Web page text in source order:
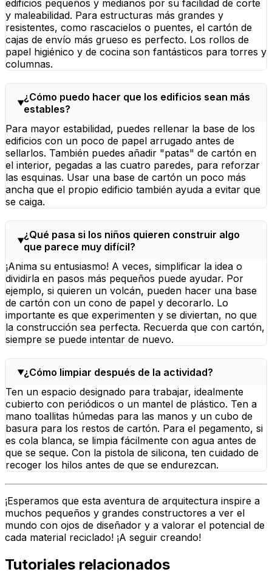
edificios pequeños y medianos por su facilidad de corte
y maleabilidad. Para estructuras más grandes y
resistentes, como rascacielos o puentes, el cartón de
cajas de envío más grueso es perfecto. Los rollos de
papel higiénico y de cocina son fantásticos para torres y
columnas.
¿Cómo puedo hacer que los edificios sean más
estables?
Para mayor estabilidad, puedes rellenar la base de los
edificios con un poco de papel arrugado antes de
sellarlos. También puedes añadir "patas" de cartón en
el interior, pegadas a las cuatro paredes, para reforzar
las esquinas. Usar una base de cartón un poco más
ancha que el propio edificio también ayuda a evitar que
se caiga.
¿Qué pasa si los niños quieren construir algo
que parece muy difícil?
¡Anima su entusiasmo! A veces, simplificar la idea o
dividirla en pasos más pequeños puede ayudar. Por
ejemplo, si quieren un volcán, pueden hacer una base
de cartón con un cono de papel y decorarlo. Lo
importante es que experimenten y se diviertan, no que
la construcción sea perfecta. Recuerda que con cartón,
siempre se puede intentar de nuevo.
¿Cómo limpiar después de la actividad?
Ten un espacio designado para trabajar, idealmente
cubierto con periódicos o un mantel de plástico. Ten a
mano toallitas húmedas para las manos y un cubo de
basura para los restos de cartón. Para el pegamento, si
es cola blanca, se limpia fácilmente con agua antes de
que se seque. Con la pistola de silicona, ten cuidado de
recoger los hilos antes de que se endurezcan.
¡Esperamos que esta aventura de arquitectura inspire a
muchos pequeños y grandes constructores a ver el
mundo con ojos de diseñador y a valorar el potencial de
cada material reciclado! ¡A seguir creando!
Tutoriales relacionados